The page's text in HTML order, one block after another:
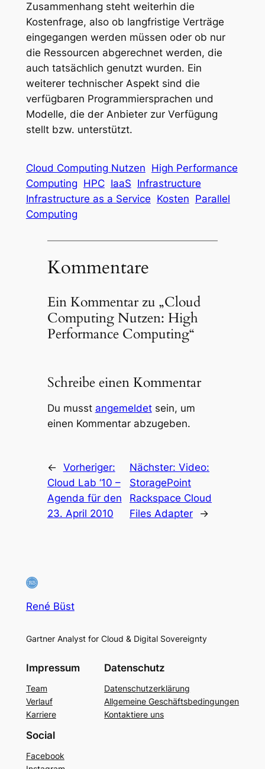
Zusammenhang steht weiterhin die
Kostenfrage, also ob langfristige Verträge
eingegangen werden müssen oder ob nur
die Ressourcen abgerechnet werden, die
auch tatsächlich genutzt wurden. Ein
weiterer technischer Aspekt sind die
verfügbaren Programmiersprachen und
Modelle, die der Anbieter zur Verfügung
stellt bzw. unterstützt.
Cloud Computing Nutzen High Performance
Computing HPC IaaS Infrastructure
Infrastructure as a Service Kosten Parallel
Computing
Kommentare
Ein Kommentar zu „Cloud
Computing Nutzen: High
Performance Computing“
Schreibe einen Kommentar
Du musst angemeldetsein, um
einen Kommentar abzugeben.
← Vorheriger:
Cloud Lab ‘10 –
Agenda für den
23. April 2010
Nächster:Video:
StoragePoint
Rackspace Cloud
Files Adapter
→
René Büst
Gartner Analyst for Cloud & Digital Sovereignty
Impressum
Team
Verlauf
Karriere
Datenschutz
Datenschutzerklärung
Allgemeine Geschäftsbedingungen
Kontaktiere uns
Social
Facebook